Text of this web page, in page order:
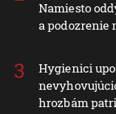
Namiesto
a podozrenie
Hygienici
hrozbám